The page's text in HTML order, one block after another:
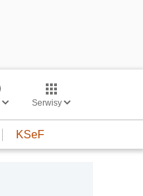
Serwisy
KSeF